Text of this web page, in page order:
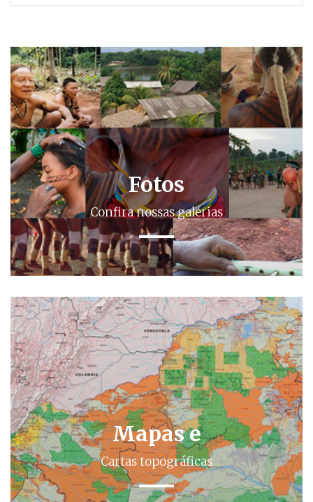
Fotos
Confira nossas galerias
Mapas e
Cartas topográficas